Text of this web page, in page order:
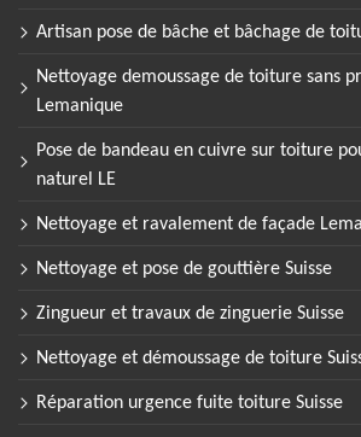
Artisan pose de bâche et bâchage de
Nettoyage demoussage de toiture sans
Lemanique
Pose de bandeau en cuivre sur toiture
naturel LE
Nettoyage et ravalement de façade
Nettoyage et pose de gouttière Suisse
Zingueur et travaux de zinguerie Suisse
Nettoyage et démoussage de toiture
Réparation urgence fuite toiture Suisse